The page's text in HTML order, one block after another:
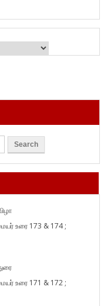
உரை 173 & 174 ;
உரை 171 & 172 ;